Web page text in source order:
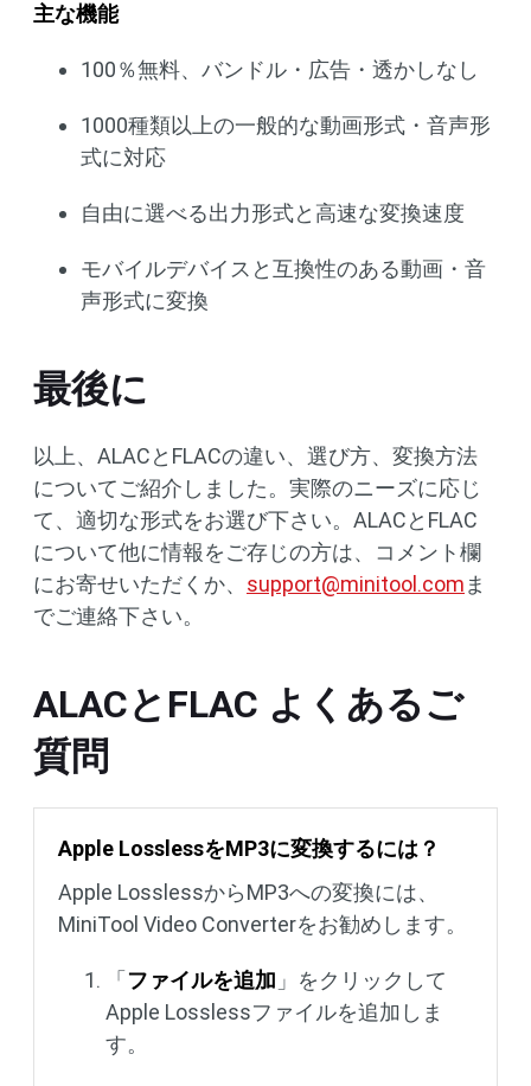
主な機能
100％無料、バンドル・広告・透かしなし
1000種類以上の一般的な動画形式・音声形
式に対応
自由に選べる出力形式と高速な変換速度
モバイルデバイスと互換性のある動画・音
声形式に変換
最後に
以上、ALACとFLACの違い、選び方、変換方法
についてご紹介しました。実際のニーズに応じ
て、適切な形式をお選び下さい。ALACとFLAC
について他に情報をご存じの方は、コメント欄
にお寄せいただくか、 support@minitool.com ま
でご連絡下さい。
ALACとFLAC よくあるご
質問
Apple LosslessをMP3に変換するには？
Apple LosslessからMP3への変換には、
MiniTool Video Converterをお勧めします。
「 ファイルを追加 」をクリックして
Apple Losslessファイルを追加しま
す。